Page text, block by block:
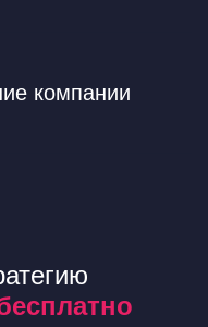
компании